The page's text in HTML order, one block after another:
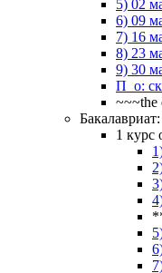
5) 02
6) 09
7) 16
8) 23
9) 30
П_о:
~~~the
1 курс